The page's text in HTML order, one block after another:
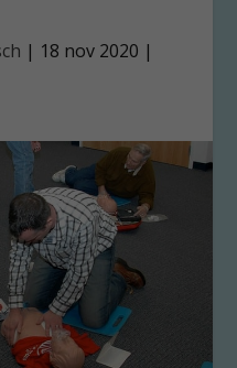
| 18 nov 2020 |